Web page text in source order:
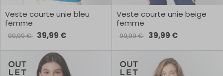
Veste courte unie bleu
femme
99,99 € 39,99 €
Veste courte unie beige
femme
99,99 € 39,99 €